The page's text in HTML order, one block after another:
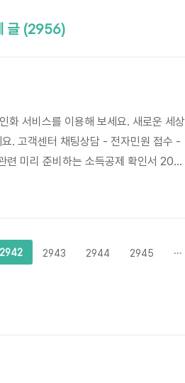
글 (2956)
화 서비스를 이용해 보세요. 새로운 세상
. 고객센터 채팅상담 - 전자민원 접수 -
련 미리 준비하는 소득공제 확인서 2023
1130을 통해서 신청하면 불필요
을 통해 개별 신청바랍니다.
2942 2943 2944 2945 ···